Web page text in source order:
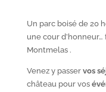
Un parc boisé de 20
une cour
Montmelas .
Venez y passer vos
château pour vos